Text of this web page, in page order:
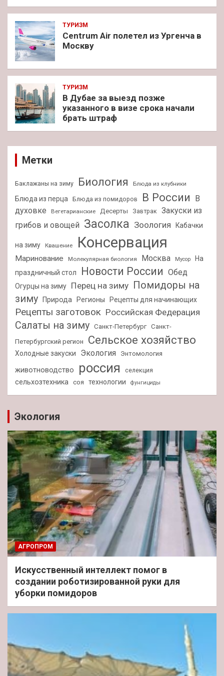
ТУРИЗМ
Centrum Air полетел из Ургенча в
Москву
ТУРИЗМ
В Дубае за выезд позже
указанного в визе срока начали
брать штраф
Метки
Баклажаны на зиму Биология Блюда из клубники
Блюда из перца Блюда из помидоров В России
В
духовке
Вегетарианские Десерты Завтрак Закуски из
грибов и овощей Засолка Зоология Кабачки
на зиму Квашение Консервация
Маринование Молекулярная биология Москва Мусор
На
праздничный стол
Новости России Обед
Огурцы на зиму Перец на зиму Помидоры на
зиму
Природа Регионы Рецепты для начинающих
Рецепты заготовок Российская Федерация
Салаты на зиму Санкт-Петербург Санкт-
Петербургский регион
Сельское хозяйство
Холодные закуски Экология Энтомология
животноводство россия селекция
сельхозтехника соя технологии фунгициды
Экология
АГРОПРОМ
Искусственный интеллект помог в
создании роботизированной руки для
уборки помидоров